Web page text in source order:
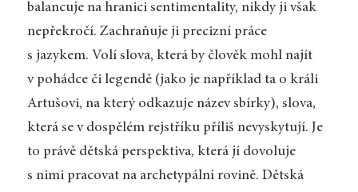
balancuje na hranici sentimentality, nikdy ji však
nepřekročí. Zachraňuje ji precizní práce
s jazykem. Volí slova, která by člověk mohl najít
v pohádce či legendě (jako je například ta o králi
Artušovi, na který odkazuje název sbírky), slova,
která se v dospělém rejstříku příliš nevyskytují. Je
to právě dětská perspektiva, která jí dovoluje
s nimi pracovat na archetypální rovině. Dětská